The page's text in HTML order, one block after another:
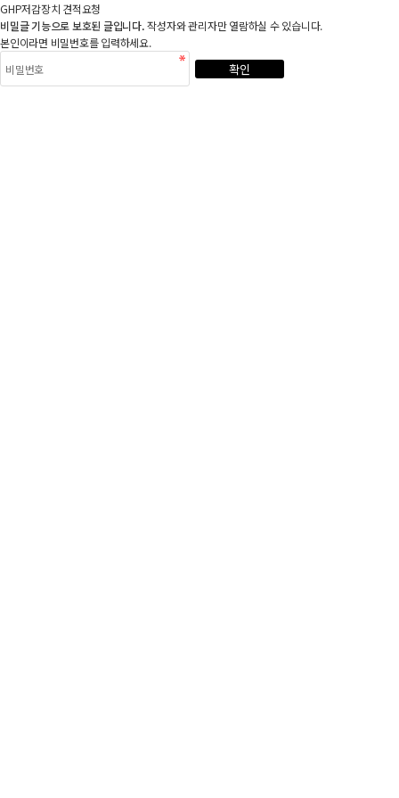
GHP저감장치 견적요청
비밀글 기능으로 보호된 글입니다.작성자와 관리자만 열람하실 수 있습니다.
본인이라면 비밀번호를 입력하세요.